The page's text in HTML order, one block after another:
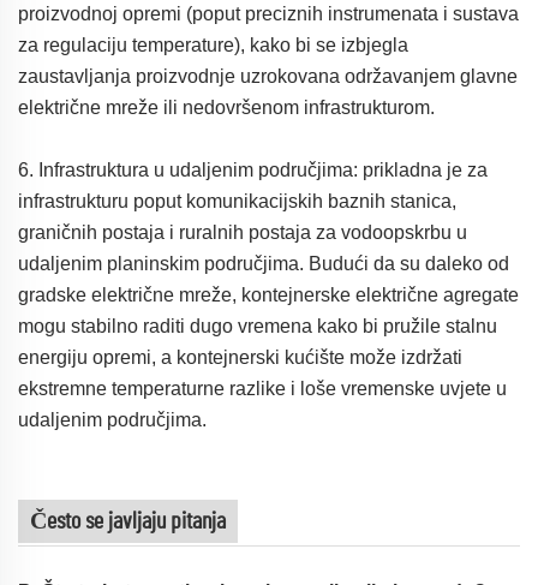
proizvodnoj opremi (poput preciznih instrumenata i sustava
za regulaciju temperature), kako bi se izbjegla
zaustavljanja proizvodnje uzrokovana održavanjem glavne
električne mreže ili nedovršenom infrastrukturom.
6. Infrastruktura u udaljenim područjima: prikladna je za
infrastrukturu poput komunikacijskih baznih stanica,
graničnih postaja i ruralnih postaja za vodoopskrbu u
udaljenim planinskim područjima. Budući da su daleko od
gradske električne mreže, kontejnerske električne agregate
mogu stabilno raditi dugo vremena kako bi pružile stalnu
energiju opremi, a kontejnerski kućište može izdržati
ekstremne temperaturne razlike i loše vremenske uvjete u
udaljenim područjima.
Često se javljaju pitanja